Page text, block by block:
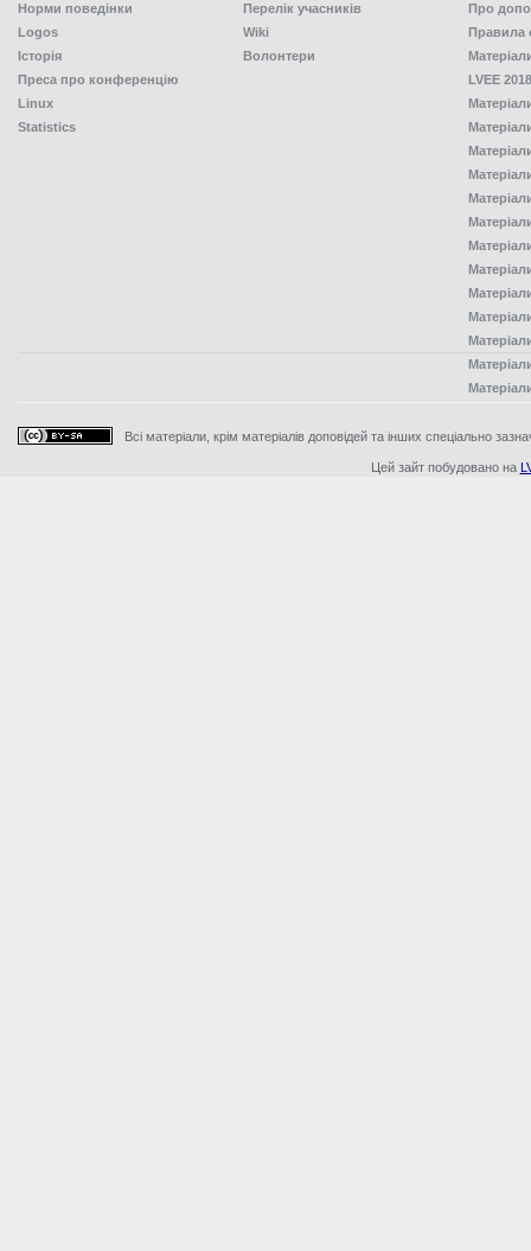
Норми поведінки
Logos
Історія
Преса про конференцію
Linux
Statistics
Перелік учасників
Wiki
Волонтери
Про
Правила
LVEE
Всі матеріали, крім матеріалів доповідей та інших спеціально
Цей зайт побудовано на